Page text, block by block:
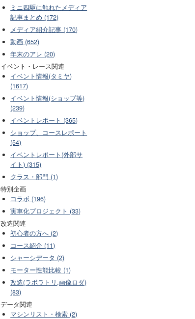
ミニ四駆に触れたメディア
記事まとめ (172)
メディア紹介記事 (170)
動画 (652)
年末のアレ (20)
イベント・レース関連
イベント情報(タミヤ)
(1617)
イベント情報(ショップ等)
(239)
イベントレポート (365)
ショップ、コースレポート
(54)
イベントレポート(外部サ
イト) (315)
クラス・部門 (1)
特別企画
コラボ (196)
実車化プロジェクト (33)
改造関連
初心者の方へ (2)
コース紹介 (11)
シャーシデータ (2)
モーター性能比較 (1)
改造(ラボラトリ,画像ロダ)
(83)
データ関連
マシンリスト・検索 (2)